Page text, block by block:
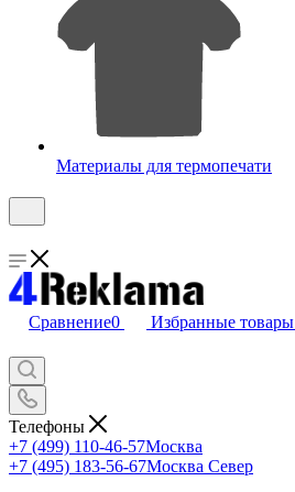
Материалы для термопечати
Сравнение0 Избранные товары
Телефоны
+7 (499) 110-46-57Москва
+7 (495) 183-56-67Москва Север